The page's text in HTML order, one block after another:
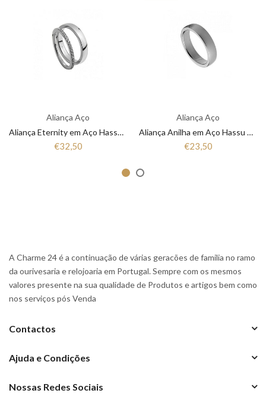
Aliança Aço
Aliança Eternity em Aço Hassu 7HSS010148A
€32,50
Aliança Aço
Aliança Anilha em Aço Hassu 7HSS010148
€23,50
A Charme 24 é a continuação de várias geracões de familia no ramo
da ourivesaria e relojoaria em Portugal. Sempre com os mesmos
valores presente na sua qualidade de Produtos e artigos bem como
nos serviços pós Venda
Contactos
Ajuda e Condições
Nossas Redes Sociais